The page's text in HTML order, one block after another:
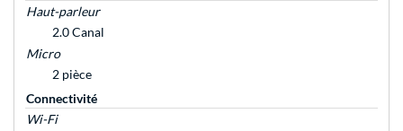
Haut-parleur
2.0 Canal
Micro
2 pièce
Connectivité
Wi-Fi